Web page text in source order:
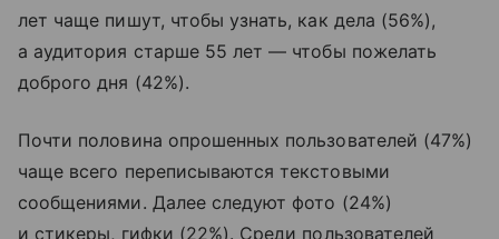
лет чаще пишут, чтобы узнать, как дела (56%),
а аудитория старше 55 лет — чтобы пожелать
доброго дня (42%).
Почти половина опрошенных пользователей (47%)
чаще всего переписываются текстовыми
сообщениями. Далее следуют фото (24%)
и стикеры, гифки (22%). Среди пользователей